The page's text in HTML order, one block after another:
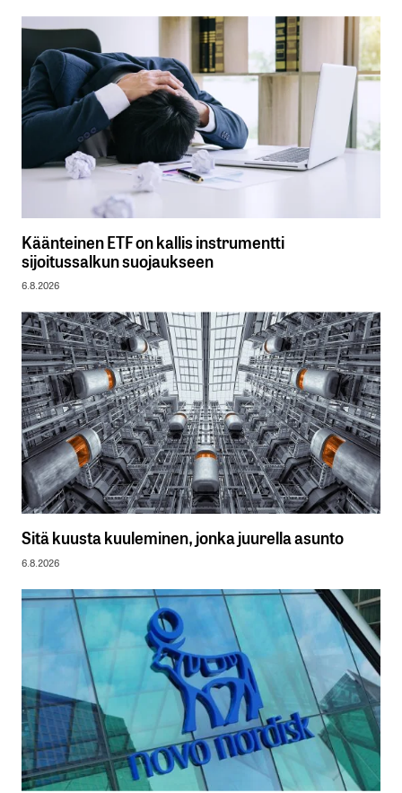
Käänteinen ETF on kallis instrumentti
sijoitussalkun suojaukseen
6.8.2026
Sitä kuusta kuuleminen, jonka juurella asunto
6.8.2026